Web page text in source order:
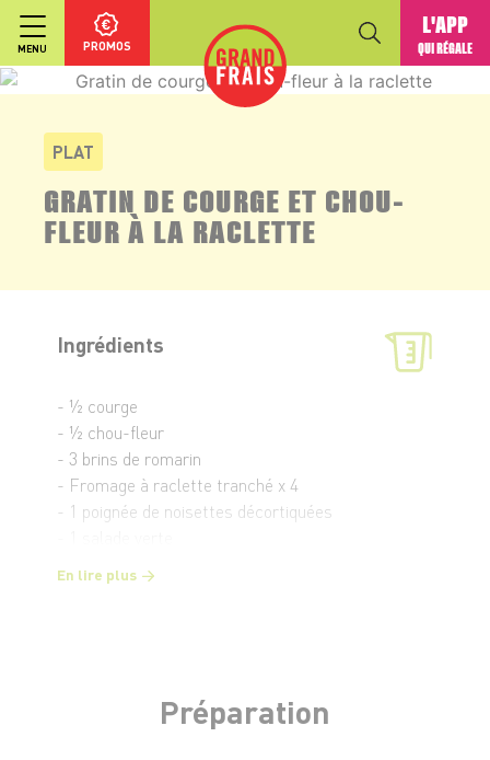
MENU PROMOS
L'APP
QUI RÉGALE
PLAT
GRATIN DE COURGE ET CHOU-
FLEUR À LA RACLETTE
Ingrédients
- ½ courge
- ½ chou-fleur
- 3 brins de romarin
- Fromage à raclette tranché x 4
- 1 poignée de noisettes décortiquées
tournesol, courge)
En lire plus
Préparation